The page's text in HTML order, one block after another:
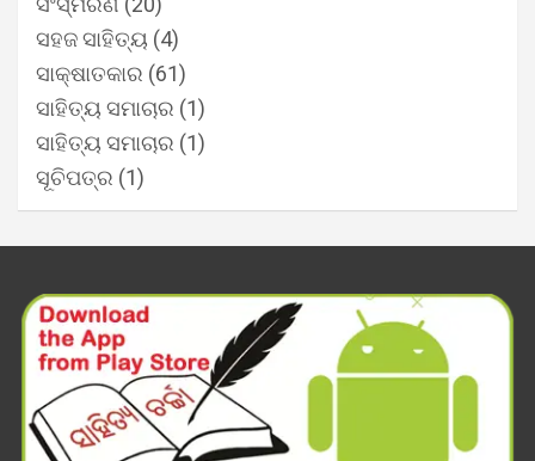
ସହଜ ସାହିତ୍ୟ (4)
ସାକ୍ଷାତକାର (61)
ସାହିତ୍ୟ ସମାଚାର (1)
ସାହିତ୍ୟ ସମାଚାର (1)
ସୂଚିପତ୍ର (1)